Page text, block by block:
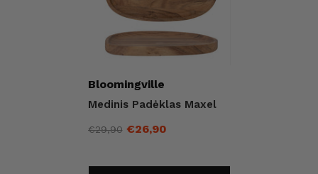
Pardavėjas:
Bloomingville
Medinis Padėklas Maxel
kaina
€29,90
kaina
€26,90